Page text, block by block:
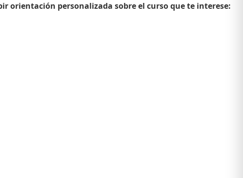
orientación personalizada sobre el curso que te interese: